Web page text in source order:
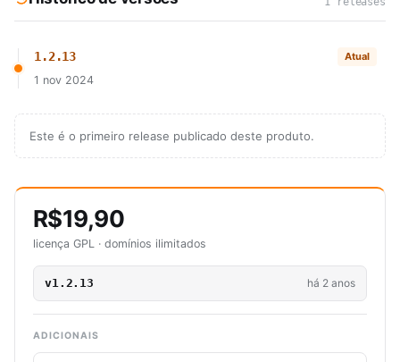
1.2.13 Atual
1 nov 2024
Este é o primeiro release publicado deste produto.
R$19,90
licença GPL · domínios ilimitados
v1.2.13 há 2 anos
ADICIONAIS